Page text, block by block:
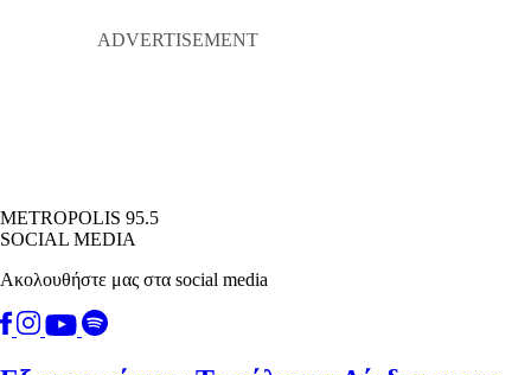
METROPOLIS 95.5
SOCIAL MEDIA
Ακολουθήστε μας στα social media